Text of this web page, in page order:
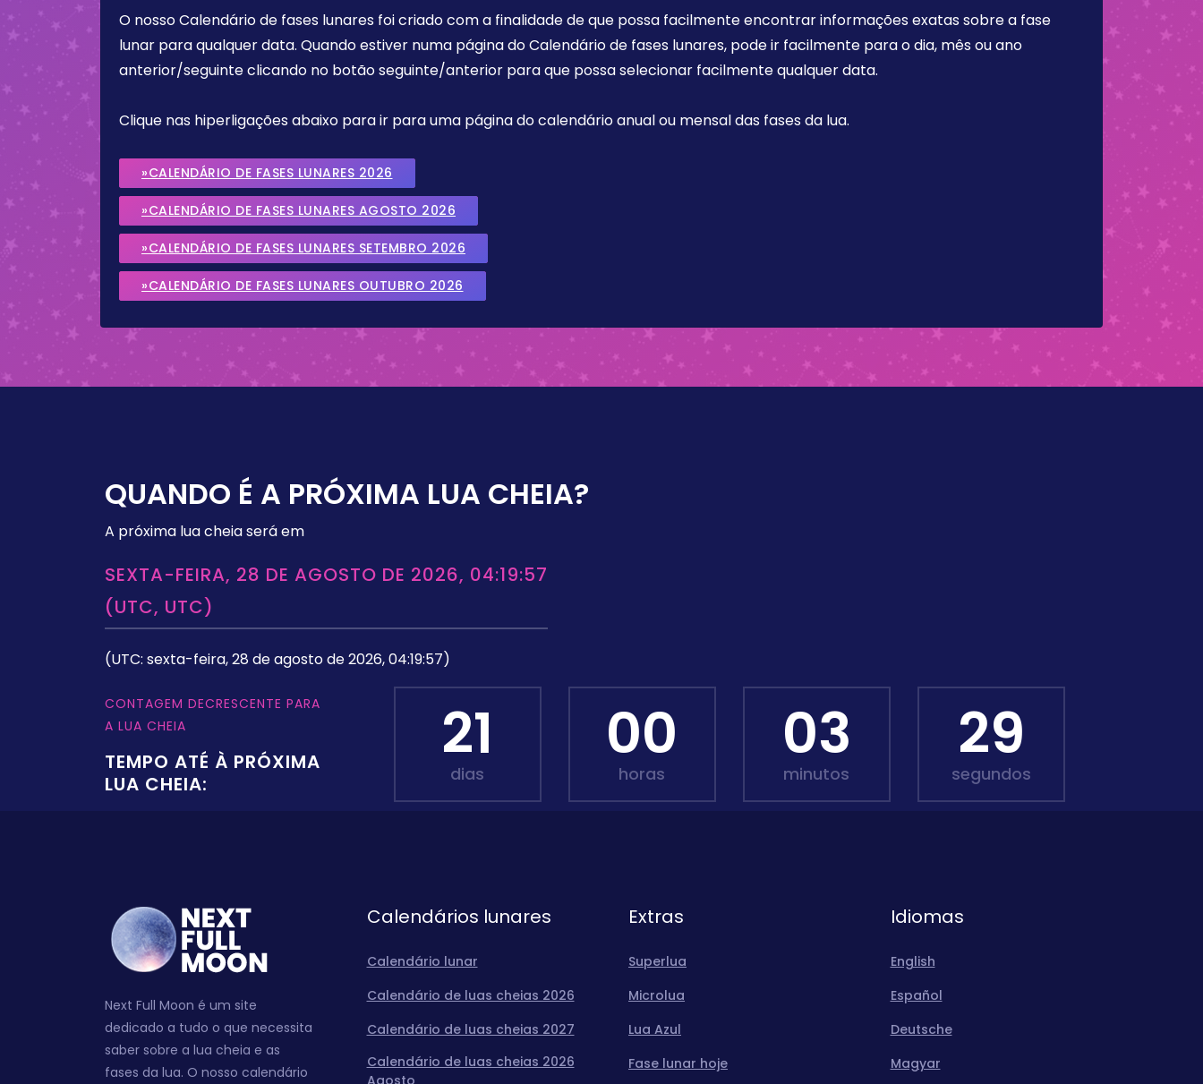
O nosso Calendário de fases lunares foi criado com a finalidade de que possa facilmente encontrar informações exatas sobre a fase
lunar para qualquer data. Quando estiver numa página do Calendário de fases lunares, pode ir facilmente para o dia, mês ou ano
anterior/seguinte clicando no botão seguinte/anterior para que possa selecionar facilmente qualquer data.
Clique nas hiperligações abaixo para ir para uma página do calendário anual ou mensal das fases da lua.
»CALENDÁRIO DE FASES LUNARES 2026
»CALENDÁRIO DE FASES LUNARES AGOSTO 2026
»CALENDÁRIO DE FASES LUNARES SETEMBRO 2026
»CALENDÁRIO DE FASES LUNARES OUTUBRO 2026
QUANDO É A PRÓXIMA LUA CHEIA?
A próxima lua cheia será em
SEXTA-FEIRA, 28 DE AGOSTO DE 2026, 04:19:57
(UTC, UTC)
(UTC: sexta-feira, 28 de agosto de 2026, 04:19:57)
CONTAGEM DECRESCENTE PARA
A LUA CHEIA
TEMPO ATÉ À PRÓXIMA
LUA CHEIA:
21
dias
00
horas
03
minutos
27
segundos
Next Full Moon é um site
dedicado a tudo o que necessita
saber sobre a lua cheia e as
fases da lua. O nosso calendário
Calendários lunares
Calendário lunar
Calendário de luas cheias 2026
Calendário de luas cheias 2027
Calendário de luas cheias 2026
Agosto
Extras
Superlua
Microlua
Lua Azul
Fase lunar hoje
Idiomas
English
Español
Deutsche
Magyar